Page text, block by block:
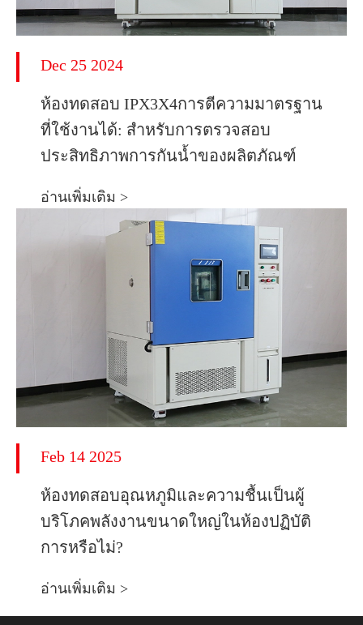
Dec 25 2024
ห้องทดสอบ IPX3X4การตีความมาตรฐาน
ที่ใช้งานได้: สำหรับการตรวจสอบ
ประสิทธิภาพการกันน้ำของผลิตภัณฑ์
อ่านเพิ่มเติม >
Feb 14 2025
ห้องทดสอบอุณหภูมิและความชื้นเป็นผู้
บริโภคพลังงานขนาดใหญ่ในห้องปฏิบัติ
การหรือไม่?
อ่านเพิ่มเติม >